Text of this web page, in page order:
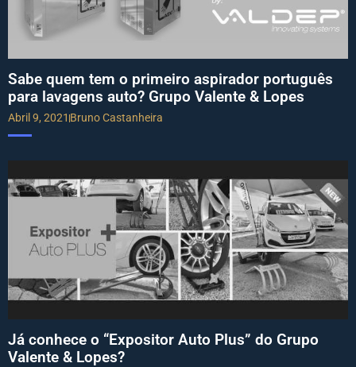
Sabe quem tem o primeiro aspirador português
para lavagens auto? Grupo Valente & Lopes
Abril 9, 2021 Bruno Castanheira
Já conhece o “Expositor Auto Plus” do Grupo
Valente & Lopes?